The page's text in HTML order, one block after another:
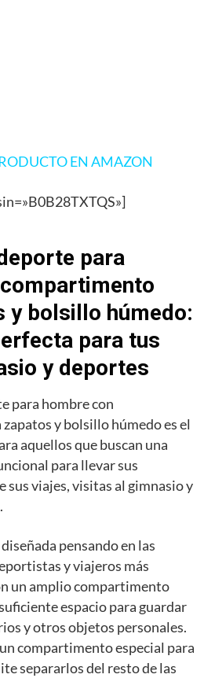
EN AMAZON
para
y bolsillo húmedo:
para tus
y deportes
para hombre con
y bolsillo húmedo es el
aquellos que buscan una
para llevar sus
sus viajes, visitas al gimnasio y
pensando en las
y viajeros más
un amplio compartimento
espacio para guardar
y otros objetos personales.
compartimento especial para
separarlos del resto de las